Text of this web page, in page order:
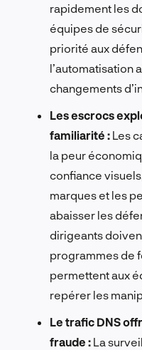
rapidement les
équipes de
priorité aux
l’automatisation
changements
Les escrocs
familiarité : Les
la peur
confiance
marques et les
abaisser les
dirigeants
programmes de
permettent aux
repérer les
Le trafic DNS
fraude : La